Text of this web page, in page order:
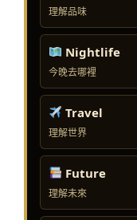
理解品味
Nightlife
今晚去哪裡
Travel
理解世界
Future
理解未來